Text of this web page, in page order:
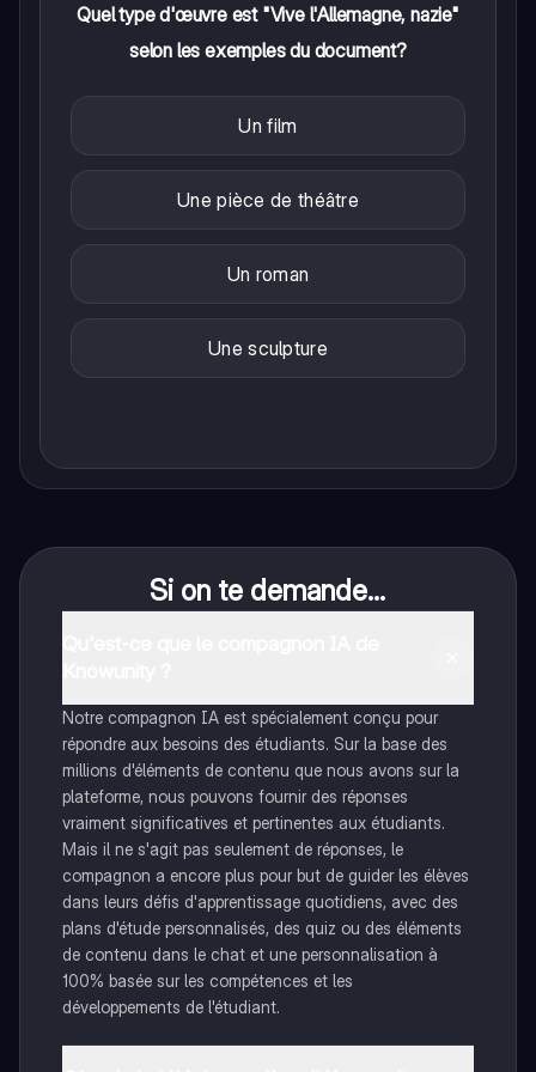
Quel type d'œuvre est "Vive l'Allemagne, nazie"
selon les exemples du document?
Un film
Une pièce de théâtre
Un roman
Une sculpture
Si on te demande...
Notre compagnon IA est spécialement conçu pour
répondre aux besoins des étudiants. Sur la base des
millions d'éléments de contenu que nous avons sur la
plateforme, nous pouvons fournir des réponses
vraiment significatives et pertinentes aux étudiants.
Mais il ne s'agit pas seulement de réponses, le
compagnon a encore plus pour but de guider les élèves
dans leurs défis d'apprentissage quotidiens, avec des
plans d'étude personnalisés, des quiz ou des éléments
de contenu dans le chat et une personnalisation à
100% basée sur les compétences et les
développements de l'étudiant.